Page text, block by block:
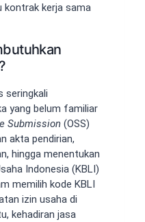
kontrak kerja sama
seringkali
yang belum familiar
Submission (OSS)
akta pendirian,
hingga menentukan
Indonesia (KBLI)
memilih kode KBLI
izin usaha di
kehadiran jasa